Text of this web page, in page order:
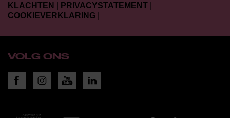
KLACHTEN
PRIVACYSTATEMENT
COOKIEVERKLARING
VOLG ONS